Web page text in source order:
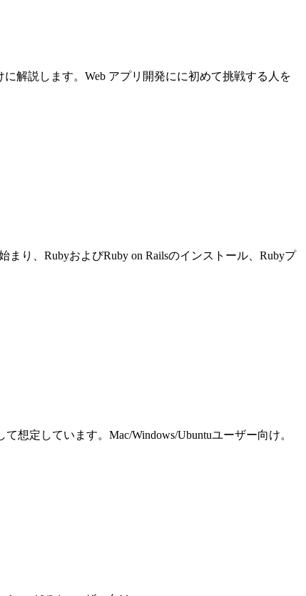
解説します。Web アプリ開発にに初めて挑戦する人を
り、RubyおよびRuby on Railsのインストール、Rubyプ
定しています。Mac/Windows/Ubuntuユーザー向け。